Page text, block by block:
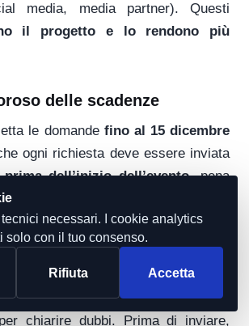
media, media partner). Questi
il progetto e lo rendono più
delle scadenze
le domande fino al 15 dicembre
ogni richiesta deve essere inviata
dell’inizio dell’evento, pena
pianificazione sbagliata può costare
e verifica finale
assistenzamessi a disposizione
chiarire dubbi. Prima di inviare,
necessari. I cookie analytics
solo con il tuo consenso.
Rifiuta Accetta